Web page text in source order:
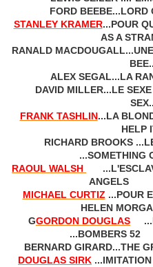
FORD BEEBE...LORD
STANLEY KRAMER...POUR
AS A
RANALD
ALEX SEGAL...LA
DAVID MILLER...LE
FRANK TASHLIN...LA
HELP
RICHARD BROOKS
...SOMETHING
RAOUL WALSH
MICHAEL CURTIZ ...POUR
HELEN
GGORDON DOUGLAS
BERNARD GIRARD...THE
DOUGLAS SIRK